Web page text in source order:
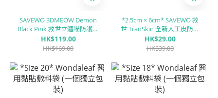
SAVEWO 3DMEOW Demon
Black Pink 救世立體喵防護口
罩 粉墨 (30片獨立包裝/盒)
HK$119.00
HK$169.00
*2.5cm × 6cm* SAVEWO 救
世 TranSkin 全新人工皮防水
透氣繃 (水膠體) (5片/盒)
HK$29.00
HK$39.00